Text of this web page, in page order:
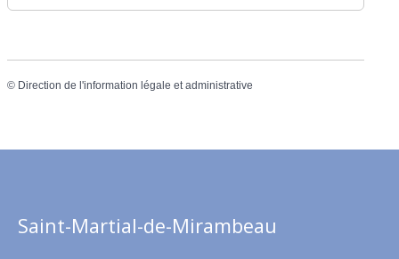
© Direction de l'information légale et administrative
Saint-Martial-de-Mirambeau